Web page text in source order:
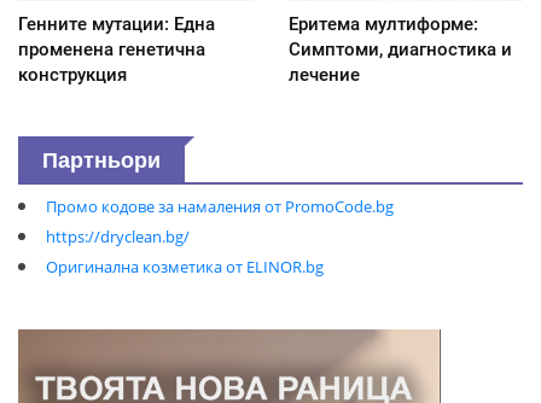
Генните мутации: Една
променена генетична
конструкция
Еритема мултиформе:
Симптоми, диагностика и
лечение
Партньори
Промо кодове за намаления от PromoCode.bg
https://dryclean.bg/
Оригинална козметика от ELINOR.bg